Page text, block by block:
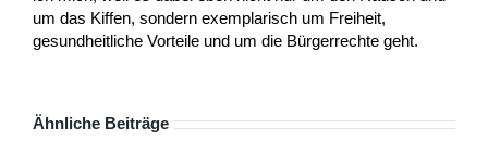
um das Kiffen, sondern exemplarisch um Freiheit,
gesundheitliche Vorteile und um die Bürgerrechte geht.
Ähnliche Beiträge